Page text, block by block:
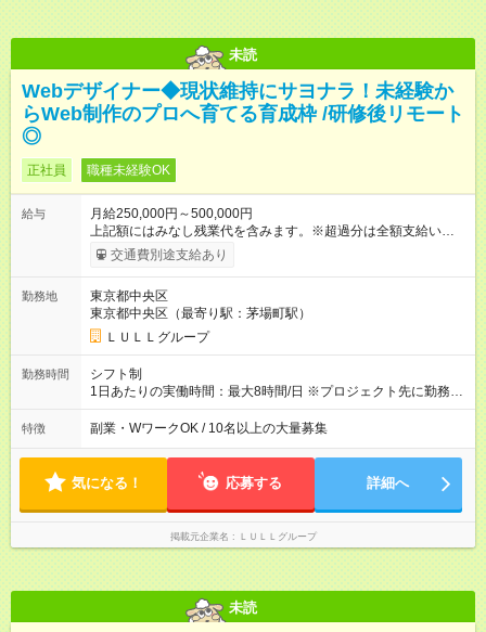
未読
Webデザイナー◆現状維持にサヨナラ！未経験か
らWeb制作のプロへ育てる育成枠 /研修後リモート
◎
正社員 職種未経験OK
給与
月給250,000円～500,000円
上記額にはみなし残業代を含みます。※超過分は全額支給いたし
ます。 みなし残業代 21,675円／月 みなし残業時間 12時間／月 -
------------------------------------------------------- ≪経験者の方は以下と
万円～＋業績賞与＋交通費＋各種手当 ※固定残業代（30時間/6
万6，610円分）を含む。超過分は追加支給いたします 能力やス
キルを考慮し初任給を決定。経験者の方は前給考慮も可能で
す！ ◎昇給年1回（研修終了後） ◎賞与年2回（2月・8月）＋業
績賞与あり ◤スキルアップも、収入アップも。◢ 入社後の成長
や頑張りは、しっかり給与で還元しています。 実際にほぼ全員
上アップした社員も。 エンジニアへの還元率は業界高水準の
87％。 スキルを磨いた分だけ、収入アップも目指せる環境で
す！ 【試用期間】試用期間あり 試用期間の長さ：6ヶ月 ※ 雇用
形態と給与に、本採用時と異なる部分があります。 雇用形態：
中途採用（契約社員） 給与：月給 230,000円以上 上記額にはみ
なし残業代を含みます。※超過分は全額支給いたします。 みな
別途支給いたします ※研修期間中（最大12ヶ月間）も、試用期
交通費別途支給あり
勤務地
東京都中央区
東京都中央区（最寄り駅：茅場町駅）
ＬＵＬＬグループ
勤務時間
シフト制
1日あたりの実働時間：最大8時間/日 ※プロジェクト先に勤務時
間は異なります 【シフト例】 ・10時00分～19時00分 ・9時00
分～18時00分 平均残業時間：月10時間以内
特徴 副業・WワークOK / 10名以上の大量募集
気になる！ 応募する 詳細へ
掲載元企業名 ＬＵＬＬグループ
未読